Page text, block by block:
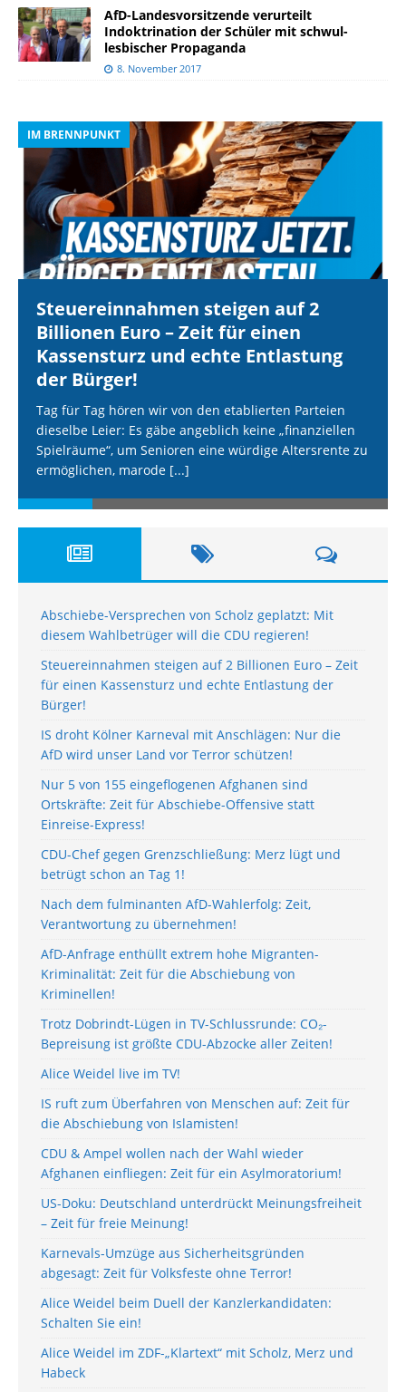
AfD-Landesvorsitzende verurteilt
Indoktrination der Schüler mit schwul-
lesbischer Propaganda
8. November 2017
IM BRENNPUNKT
Steuereinnahmen steigen auf 2
Billionen Euro – Zeit für einen
Kassensturz und echte Entlastung
der Bürger!
Tag für Tag hören wir von den etablierten Parteien
dieselbe Leier: Es gäbe angeblich keine „finanziellen
Spielräume“, um Senioren eine würdige Altersrente zu
ermöglichen, marode [...]
Abschiebe-Versprechen von Scholz geplatzt: Mit
diesem Wahlbetrüger will die CDU regieren!
Steuereinnahmen steigen auf 2 Billionen Euro – Zeit
für einen Kassensturz und echte Entlastung der
Bürger!
IS droht Kölner Karneval mit Anschlägen: Nur die
AfD wird unser Land vor Terror schützen!
Nur 5 von 155 eingeflogenen Afghanen sind
Ortskräfte: Zeit für Abschiebe-Offensive statt
Einreise-Express!
CDU-Chef gegen Grenzschließung: Merz lügt und
betrügt schon an Tag 1!
Nach dem fulminanten AfD-Wahlerfolg: Zeit,
Verantwortung zu übernehmen!
AfD-Anfrage enthüllt extrem hohe Migranten-
Kriminalität: Zeit für die Abschiebung von
Kriminellen!
Trotz Dobrindt-Lügen in TV-Schlussrunde: CO₂-
Bepreisung ist größte CDU-Abzocke aller Zeiten!
Alice Weidel live im TV!
IS ruft zum Überfahren von Menschen auf: Zeit für
die Abschiebung von Islamisten!
CDU & Ampel wollen nach der Wahl wieder
Afghanen einfliegen: Zeit für ein Asylmoratorium!
US-Doku: Deutschland unterdrückt Meinungsfreiheit
– Zeit für freie Meinung!
Karnevals-Umzüge aus Sicherheitsgründen
abgesagt: Zeit für Volksfeste ohne Terror!
Alice Weidel beim Duell der Kanzlerkandidaten:
Schalten Sie ein!
Alice Weidel im ZDF-„Klartext“ mit Scholz, Merz und
Habeck